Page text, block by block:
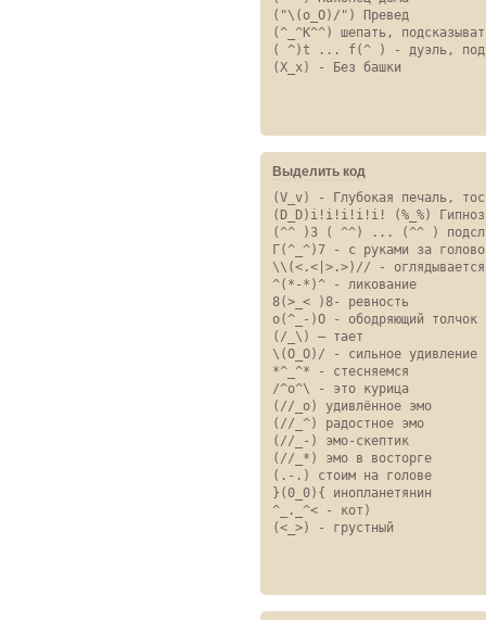
("\(o_O)/") Превед
(^_^K^^) шепать,
( ^)t ... f(^ ) - дуэль,
(X_x) - Без башки
Выделить код
(V_v) - Глубокая печаль,
(D_D)i!i!i!i!i! (%_%)
(^^ )3 ( ^^) ... (^^ )
Г(^_^)7 - с руками за
\\(<.<|>.>)// - оглядывается
^(*-*)^ - ликование
8(>_< )8- ревность
o(^_-)O - ободряющий толчок
(/_\) – тает
\(O_O)/ - сильное удивление
*^_^* - стесняемся
/^о^\ - это курица
(//_о) удивлённое эмо
(//_^) радостное эмо
(//_-) эмо-скептик
(//_*) эмо в восторге
(.-.) стоим на голове
}(0_0){ инопланетянин
^_._^< - кот)
(<_>) - грустный